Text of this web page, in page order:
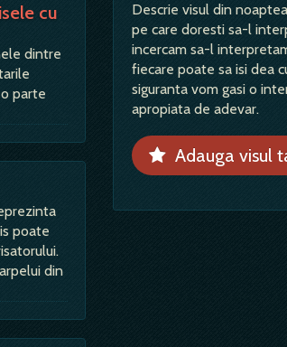
cu
dintre
parte
poate
din
Descrie visul din
pe care doresti sa-l
incercam sa-l
fiecare poate sa isi dea
siguranta vom gasi o
apropiata de adevar.
Adauga visul